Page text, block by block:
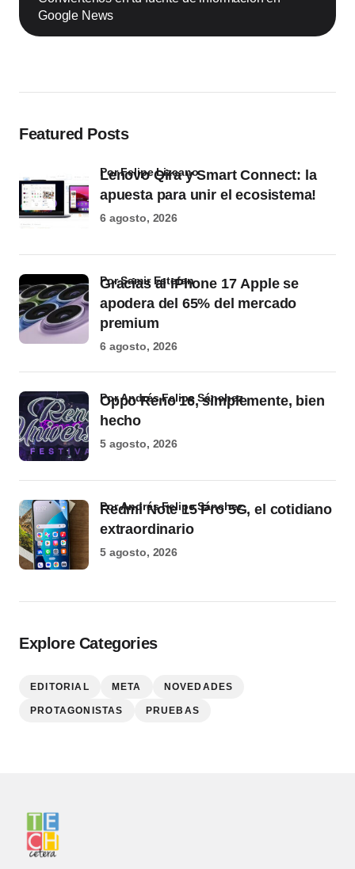
Google News
Featured Posts
Lenovo Qira y Smart Connect: la
apuesta para unir el ecosistema!
por Felipe Lizcano
6 agosto, 2026
Gracias al iPhone 17 Apple se
apodera del 65% del mercado
premium
por Samir Estefan
6 agosto, 2026
Oppo Reno 16, simplemente, bien
hecho
por Andrés Felipe Sánchez
5 agosto, 2026
Redmi Note 15 Pro 5G, el cotidiano
extraordinario
por Andrés Felipe Sánchez
5 agosto, 2026
Explore Categories
EDITORIAL META NOVEDADES
PROTAGONISTAS PRUEBAS